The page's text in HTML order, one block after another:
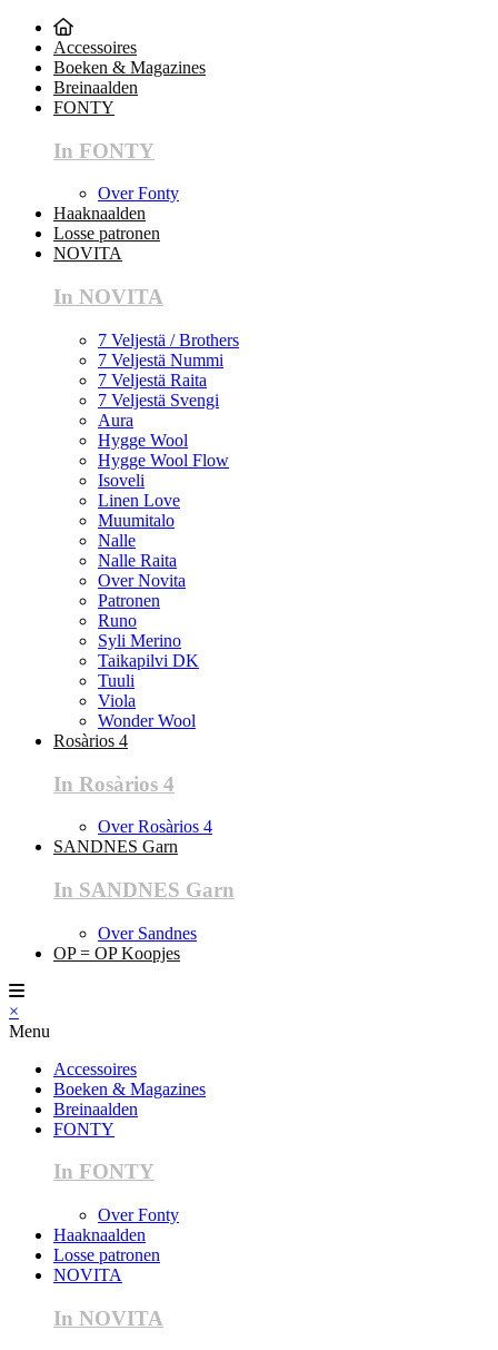
Accessoires
Boeken & Magazines
Breinaalden
FONTY
In FONTY
Over Fonty
Haaknaalden
Losse patronen
NOVITA
In NOVITA
7 Veljestä / Brothers
7 Veljestä Nummi
7 Veljestä Raita
7 Veljestä Svengi
Aura
Hygge Wool
Hygge Wool Flow
Isoveli
Linen Love
Muumitalo
Nalle
Nalle Raita
Over Novita
Patronen
Runo
Syli Merino
Taikapilvi DK
Tuuli
Viola
Wonder Wool
Rosàrios 4
In Rosàrios 4
Over Rosàrios 4
SANDNES Garn
In SANDNES Garn
Over Sandnes
OP = OP Koopjes
×
Menu
Accessoires
Boeken & Magazines
Breinaalden
FONTY
In FONTY
Over Fonty
Haaknaalden
Losse patronen
NOVITA
In NOVITA